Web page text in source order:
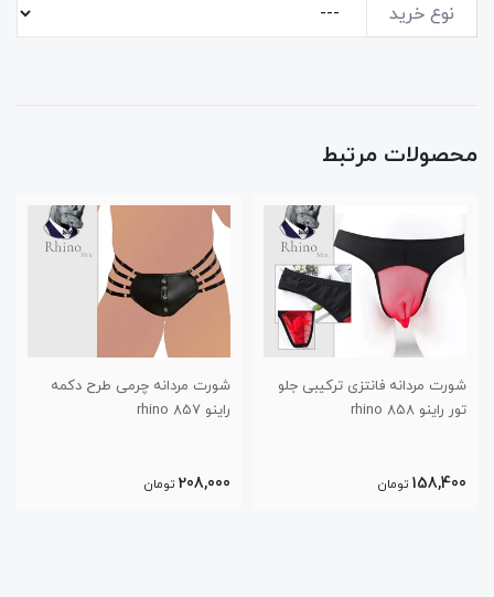
نوع خرید
محصولات مرتبط
شورت مردانه فانتزی ترکیبی جلو
تور راینو 858 rhino
158,400 تومان
شورت مردانه چرمی طرح دکمه
راینو 857 rhino
208,000 تومان